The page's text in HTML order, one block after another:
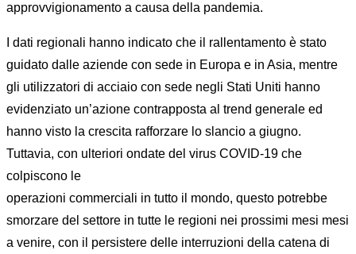
approvvigionamento a causa della pandemia.
I dati regionali hanno indicato che il rallentamento è stato
guidato dalle aziende con sede in Europa e in Asia, mentre
gli utilizzatori di acciaio con sede negli Stati Uniti hanno
evidenziato un’azione contrapposta al trend generale ed
hanno visto la crescita rafforzare lo slancio a giugno.
Tuttavia, con ulteriori ondate del virus COVID-19 che
colpiscono le
operazioni commerciali in tutto il mondo, questo potrebbe
smorzare del settore in tutte le regioni nei prossimi mesi mesi
a venire, con il persistere delle interruzioni della catena di